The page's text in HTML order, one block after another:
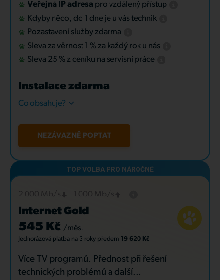
Veřejná IP adresa pro vzdálený přístup
Kdyby něco, do 1 dne je u vás technik
Pozastavení služby zdarma
Sleva za věrnost 1 % za každý rok u nás
Sleva 25 % z ceníku na servisní práce
Instalace zdarma
Co obsahuje?
NEZÁVAZNĚ POPTAT
Internet Gold
545 Kč /měs.
Jednorázová platba na 3 roky předem 19 620 Kč
Více TV programů. Přednost při řešení
technických problémů a další...